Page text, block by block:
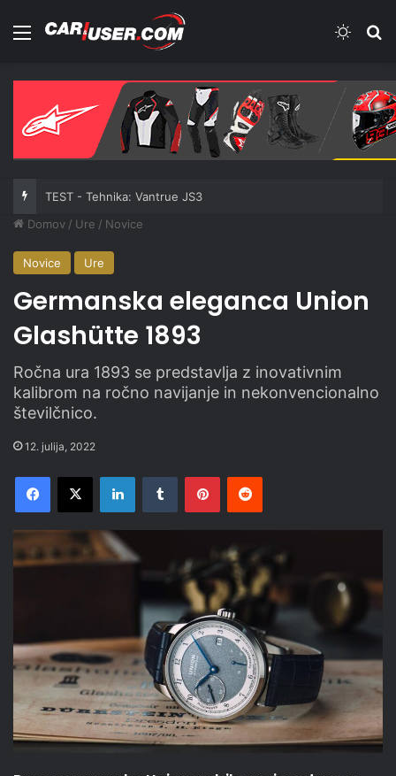
Meni
TEST - Tehnika: Vantrue JS3
Domov / Ure / Novice
Novice Ure
Germanska eleganca Union
Glashütte 1893
Ročna ura 1893 se predstavlja z inovativnim
kalibrom na ročno navijanje in nekonvencionalno
številčnico.
12. julija, 2022
Facebook
X LinkedInTumblr PinterestReddit